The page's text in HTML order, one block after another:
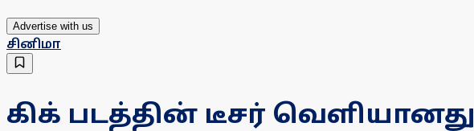
Advertise with us
சினிமா
கிக் படத்தின் டீசர் வெளியானது